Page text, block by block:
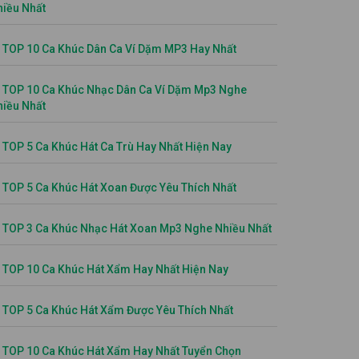
Nhất
TOP 10 Ca Khúc Dân Ca Ví Dặm MP3 Hay Nhất
TOP 10 Ca Khúc Nhạc Dân Ca Ví Dặm Mp3 Nghe
Nhất
TOP 5 Ca Khúc Hát Ca Trù Hay Nhất Hiện Nay
TOP 5 Ca Khúc Hát Xoan Được Yêu Thích Nhất
TOP 3 Ca Khúc Nhạc Hát Xoan Mp3 Nghe Nhiều Nhất
TOP 10 Ca Khúc Hát Xẩm Hay Nhất Hiện Nay
TOP 5 Ca Khúc Hát Xẩm Được Yêu Thích Nhất
TOP 10 Ca Khúc Hát Xẩm Hay Nhất Tuyển Chọn